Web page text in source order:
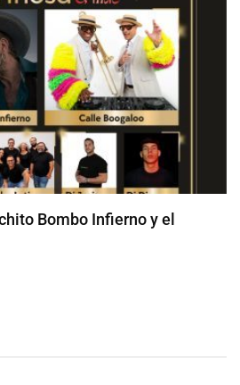
Bombo Infierno y el